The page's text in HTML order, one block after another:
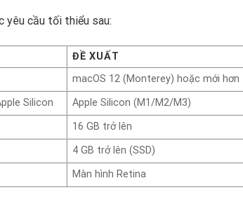
yêu cầu tối thiểu sau:
ĐỀ XUẤT
macOS 12 (Monterey) hoặc mới hơn
Silicon
Apple Silicon (M1/M2/M3)
16 GB trở lên
4 GB trở lên (SSD)
Màn hình Retina